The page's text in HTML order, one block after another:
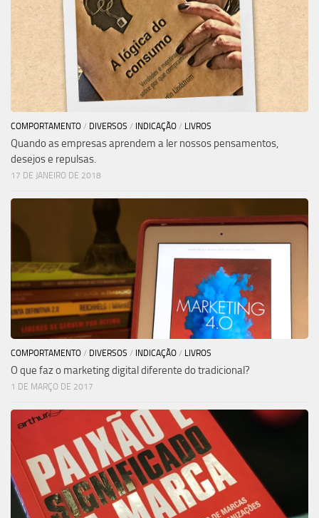
COMPORTAMENTO / DIVERSOS / INDICAÇÃO / LIVROS
Quando as empresas aprendem a ler nossos pensamentos,
desejos e repulsas.
17 DE JANEIRO DE 2018
COMPORTAMENTO / DIVERSOS / INDICAÇÃO / LIVROS
O que faz o marketing digital diferente do tradicional?
1 DE MARÇO DE 2017